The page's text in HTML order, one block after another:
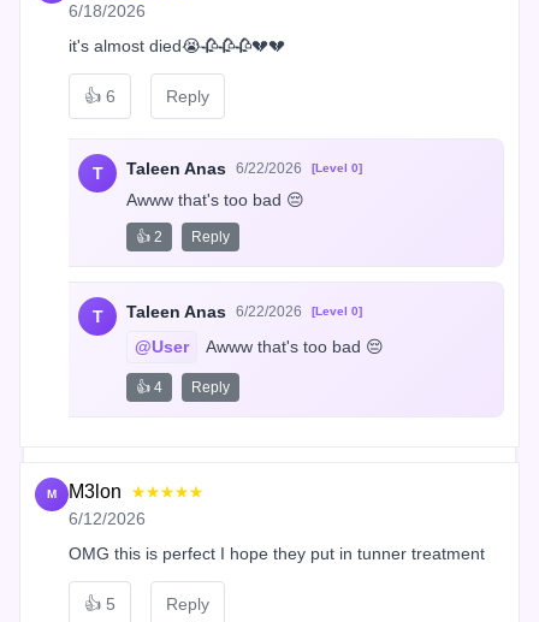
6/18/2026
it's almost died😭🥀🥀🥀💔💔
👍 6 Reply
T Taleen Anas 6/22/2026 [Level 0]
Awww that's too bad 😔
👍 2 Reply
T Taleen Anas 6/22/2026 [Level 0]
@User Awww that's too bad 😔
👍 4 Reply
M M3lon ★★★★★
6/12/2026
OMG this is perfect I hope they put in tunner treatment
👍 5 Reply